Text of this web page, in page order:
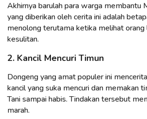
Akhirnya barulah para warga membantu
yang diberikan oleh cerita ini adalah
menolong terutama ketika melihat orang
kesulitan.
2. Kancil Mencuri Timun
Dongeng yang amat populer ini
kancil yang suka mencuri dan memakan
Tani sampai habis. Tindakan tersebut
marah.